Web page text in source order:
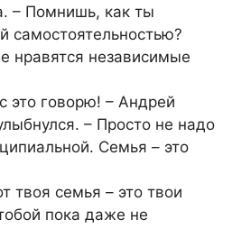
– Помнишь, как ты
самостоятельностью?
нравятся независимые
это говорю! – Андрей
– Просто не надо
Семья – это
твоя семья – это твои
пока даже не